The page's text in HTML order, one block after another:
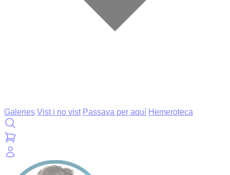
Galeries Vist i no vist Passava per aquí Hemeroteca